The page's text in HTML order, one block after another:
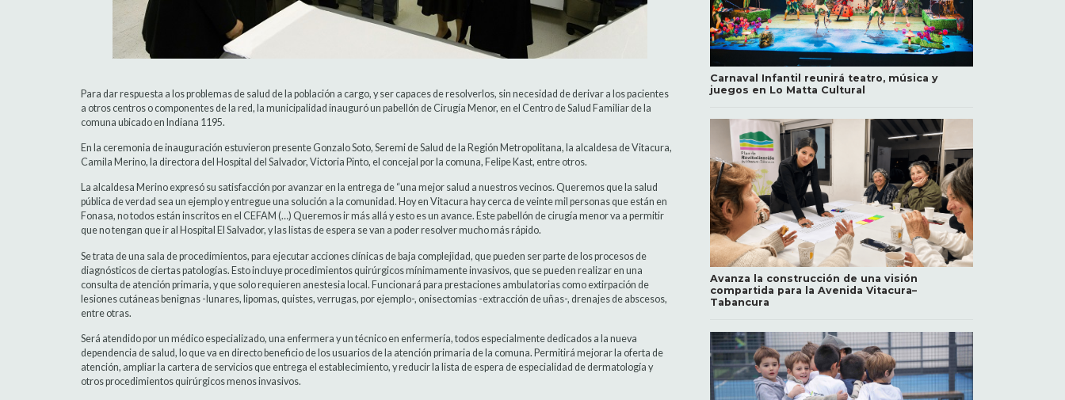
Para dar respuesta a los problemas de salud de la población a cargo, y ser capaces de resolverlos, sin necesidad de derivar a los pacientes
a otros centros o componentes de la red, la municipalidad inauguró un pabellón de Cirugía Menor, en el Centro de Salud Familiar de la
comuna ubicado en Indiana 1195.
En la ceremonia de inauguración estuvieron presente Gonzalo Soto, Seremi de Salud de la Región Metropolitana, la alcaldesa de Vitacura,
Camila Merino, la directora del Hospital del Salvador, Victoria Pinto, el concejal por la comuna, Felipe Kast, entre otros.
La alcaldesa Merino expresó su satisfacción por avanzar en la entrega de “una mejor salud a nuestros vecinos. Queremos que la salud
pública de verdad sea un ejemplo y entregue una solución a la comunidad. Hoy en Vitacura hay cerca de veinte mil personas que están en
Fonasa, no todos están inscritos en el CEFAM (…) Queremos ir más allá y esto es un avance. Este pabellón de cirugía menor va a permitir
que no tengan que ir al Hospital El Salvador, y las listas de espera se van a poder resolver mucho más rápido.
Se trata de una sala de procedimientos, para ejecutar acciones clínicas de baja complejidad, que pueden ser parte de los procesos de
diagnósticos de ciertas patologías. Esto incluye procedimientos quirúrgicos mínimamente invasivos, que se pueden realizar en una
consulta de atención primaria, y que solo requieren anestesia local. Funcionará para prestaciones ambulatorias como extirpación de
lesiones cutáneas benignas -lunares, lipomas, quistes, verrugas, por ejemplo-, onisectomias -extracción de uñas-, drenajes de abscesos,
entre otras.
Será atendido por un médico especializado, una enfermera y un técnico en enfermería, todos especialmente dedicados a la nueva
dependencia de salud, lo que va en directo beneficio de los usuarios de la atención primaria de la comuna. Permitirá mejorar la oferta de
atención, ampliar la cartera de servicios que entrega el establecimiento, y reducir la lista de espera de especialidad de dermatología y
otros procedimientos quirúrgicos menos invasivos.
Carnaval Infantil reunirá teatro, música y
juegos en Lo Matta Cultural
Avanza la construcción de una visión
compartida para la Avenida Vitacura–
Tabancura